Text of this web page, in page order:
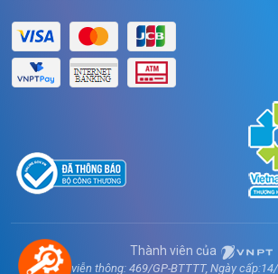
Thành viên của
GPCC DV viễn thông: 469/GP-BTTTT, Ngày